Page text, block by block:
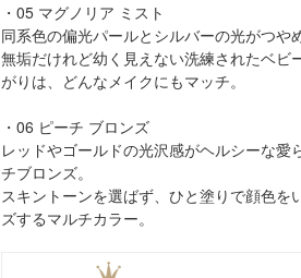
・05 マグノリア ミスト
同系色の偏光パールとシルバーの光がつや
無垢だけれど幼く見えない洗練されたベビ
がりは、どんなメイクにもマッチ。
・06 ピーチ ブロンズ
レッドやゴールドの光沢感がヘルシーな愛
チブロンズ。
スキントーンを選ばず、ひと塗りで顔色を
ズするマルチカラー。